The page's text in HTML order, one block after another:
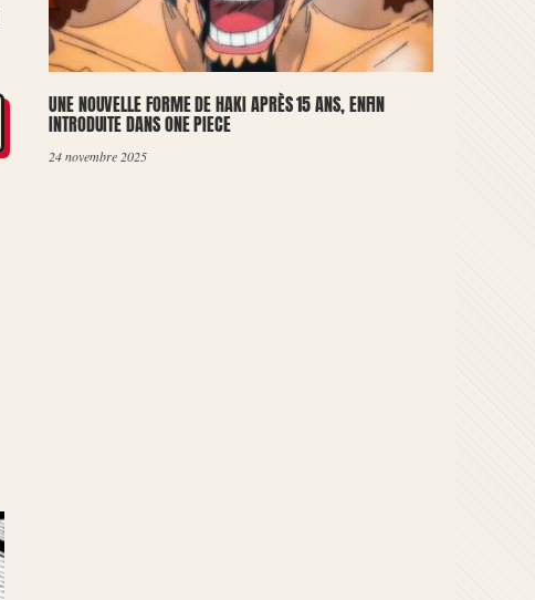
UNE NOUVELLE FORME DE HAKI APRÈS 15 ANS, ENFIN
INTRODUITE DANS ONE PIECE
24 novembre 2025